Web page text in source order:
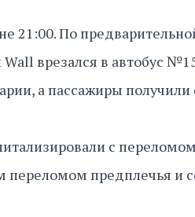
21:00. По
врезался в автобус
а пассажиры получили
с
переломом предплечья и